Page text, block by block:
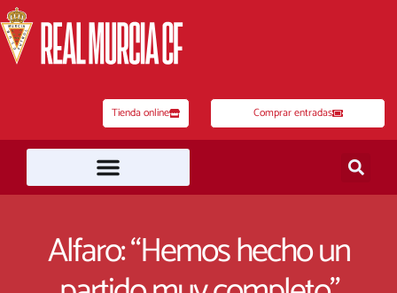
al
contenido
Tienda online Comprar entradas
Alfaro: “Hemos hecho un